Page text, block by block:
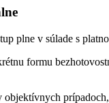
plne v súlade s
formu
objektívnych